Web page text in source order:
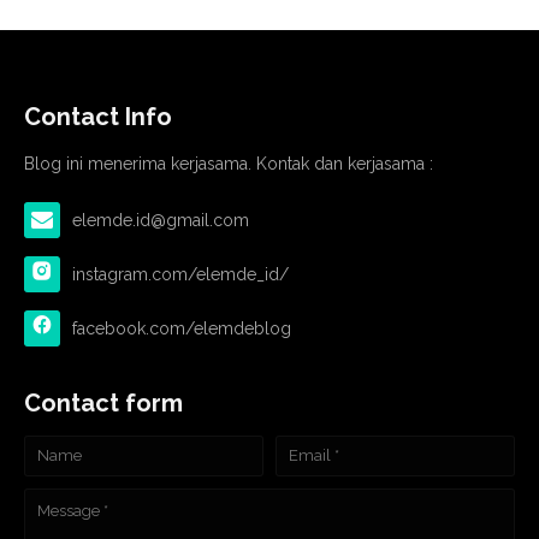
Contact Info
Blog ini menerima kerjasama. Kontak dan kerjasama :
elemde.id@gmail.com
instagram.com/elemde_id/
facebook.com/elemdeblog
Contact form